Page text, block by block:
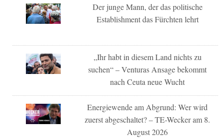
Der junge Mann, der das politische
Establishment das Fürchten lehrt
„Ihr habt in diesem Land nichts zu
suchen“ – Venturas Ansage bekommt
nach Ceuta neue Wucht
Energiewende am Abgrund: Wer wird
zuerst abgeschaltet? – TE-Wecker am 8.
August 2026